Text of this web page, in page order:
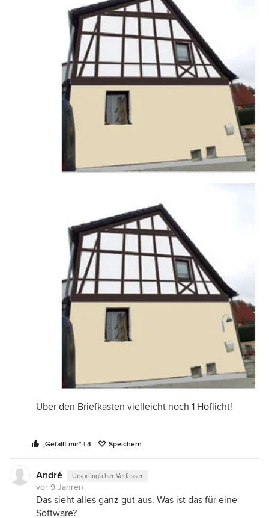
Über den Briefkasten vielleicht noch 1 Hoflicht!
„Gefällt mir“ | 4 Speichern
André Ursprünglicher Verfasser
vor 9 Jahren
Das sieht alles ganz gut aus. Was ist das für eine
Software?